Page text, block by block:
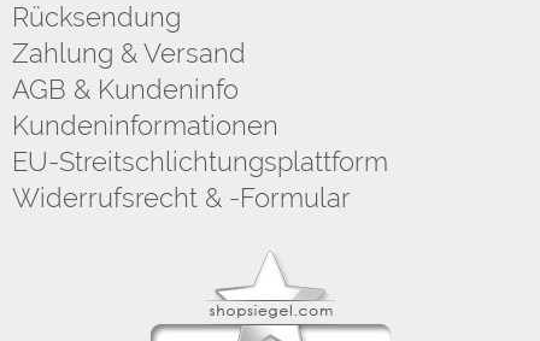
Rücksendung
Zahlung & Versand
AGB & Kundeninfo
Kundeninformationen
EU-Streitschlichtungsplattform
Widerrufsrecht & -Formular